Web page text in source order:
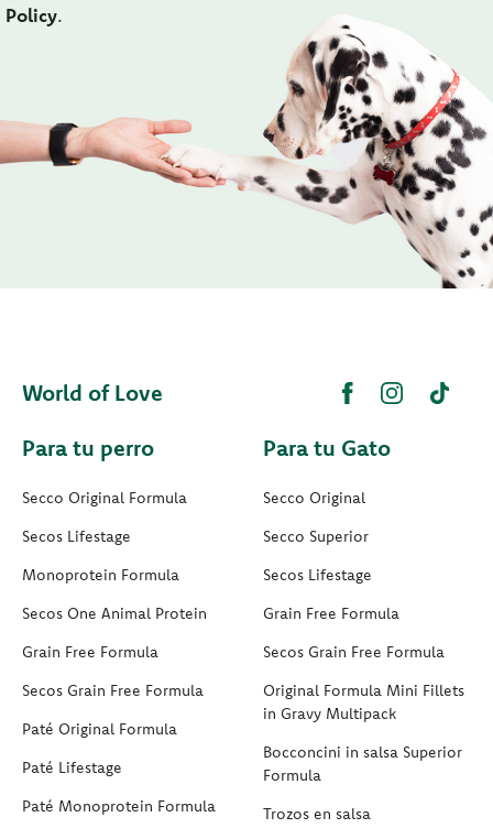
Policy.
World of Love
Para tu perro
Secco Original Formula
Secos Lifestage
Monoprotein Formula
Secos One Animal Protein
Grain Free Formula
Secos Grain Free Formula
Paté Original Formula
Paté Lifestage
Paté Monoprotein Formula
Para tu Gato
Secco Original
Secco Superior
Secos Lifestage
Grain Free Formula
Secos Grain Free Formula
Original Formula Mini Fillets
in Gravy Multipack
Bocconcini in salsa Superior
Formula
Trozos en salsa